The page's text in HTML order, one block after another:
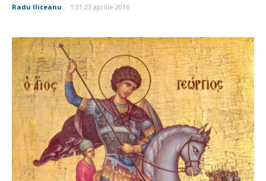
Radu Iliceanu - 1:31 23 aprilie 2016